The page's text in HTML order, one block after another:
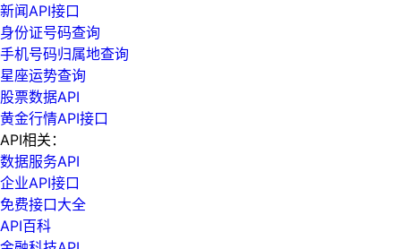
新闻API接口
身份证号码查询
手机号码归属地查询
星座运势查询
股票数据API
黄金行情API接口
API相关：
数据服务API
企业API接口
免费接口大全
API百科